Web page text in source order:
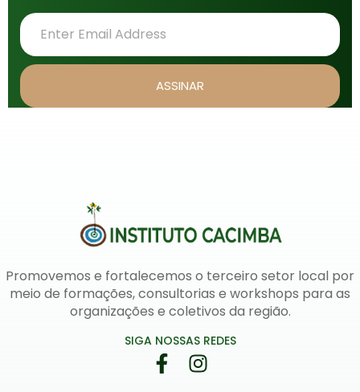
ASSINAR
Promovemos e fortalecemos o terceiro setor local por
meio de formações, consultorias e workshops para as
organizações e coletivos da região.
SIGA NOSSAS REDES